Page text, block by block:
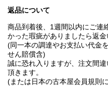
返品について
商品到着後、1週間以内にご連
かった瑕疵がありましたら返金
(同一本の調達やお支払い代金
せん賠償含)
誠に恐れ入りますが、注文間
頂きます。
(または日本の古本屋会員規則